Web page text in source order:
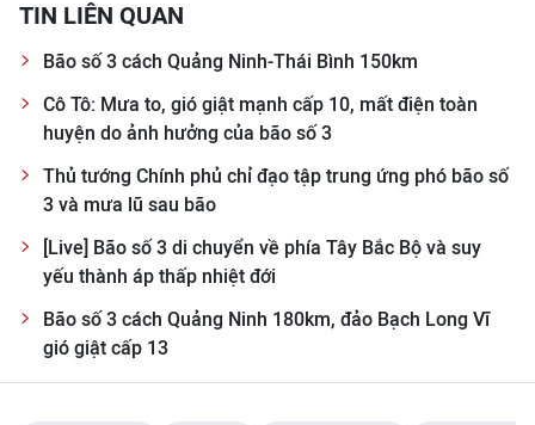
TIN LIÊN QUAN
Bão số 3 cách Quảng Ninh-Thái Bình 150km
Cô Tô: Mưa to, gió giật mạnh cấp 10, mất điện toàn
huyện do ảnh hưởng của bão số 3
Thủ tướng Chính phủ chỉ đạo tập trung ứng phó bão số
3 và mưa lũ sau bão
[Live] Bão số 3 di chuyển về phía Tây Bắc Bộ và suy
yếu thành áp thấp nhiệt đới
Bão số 3 cách Quảng Ninh 180km, đảo Bạch Long Vĩ
gió giật cấp 13